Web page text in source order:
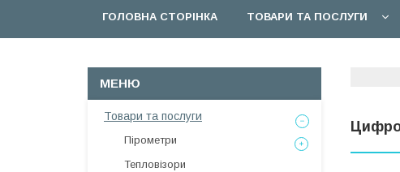
ГОЛОВНА СТОРІНКА ТОВАРИ ТА ПОСЛУГИ
Товари та послуги
Пірометри
Тепловізори